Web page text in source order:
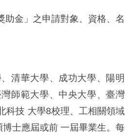
助金」之申請對象、資格、名
清華大學、成功大學、陽明
師範大學、中央大學、臺灣
科技 大學8校理、工相關領域
士應屆或前 一屆畢業生。每